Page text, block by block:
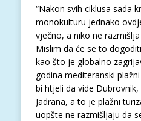
“Nakon svih ciklusa sada
monokulturu jednako
vječno, a niko ne
Mislim da će se to
kao što je globalno
godina mediteranski
bi htjeli da vide
Jadrana, a to je plažni
uopšte ne razmišljaju da